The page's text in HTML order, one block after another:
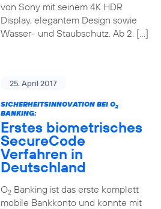
von Sony mit seinem 4K HDR
Display, elegantem Design sowie
Wasser- und Staubschutz. Ab 2. […]
25. April 2017
SICHERHEITSINNOVATION BEI O2
BANKING:
Erstes biometrisches
SecureCode
Verfahren in
Deutschland
O2Banking ist das erste komplett
mobile Bankkonto und konnte mit